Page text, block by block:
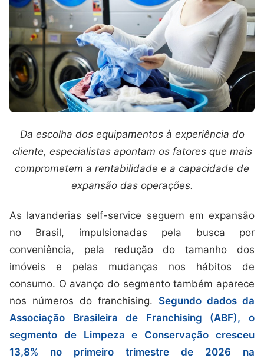
Da escolha dos equipamentos à experiência do
cliente, especialistas apontam os fatores que mais
comprometem a rentabilidade e a capacidade de
expansão das operações.
As lavanderias self-service seguem em expansão
no Brasil, impulsionadas pela busca por
conveniência, pela redução do tamanho dos
imóveis e pelas mudanças nos hábitos de
consumo. O avanço do segmento também aparece
nos números do franchising. Segundo dados da
Associação Brasileira de Franchising (ABF), o
segmento de Limpeza e Conservação cresceu
13,8% no primeiro trimestre de 2026 na